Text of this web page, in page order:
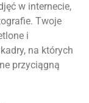
w internecie,
Twoje
i
na których
przyciągną